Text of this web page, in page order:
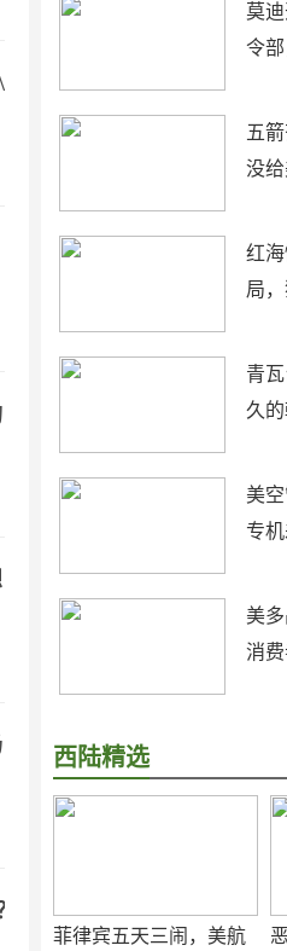
莫
令
五
没
红
局
青
久的
美
专
美
消
西陆精选
菲律宾五天三闹，美航